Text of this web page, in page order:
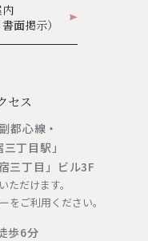
面掲示）
セス
都心線・
丁目駅」
三丁目」ビル3F
だけます。
をご利用ください。
歩6分